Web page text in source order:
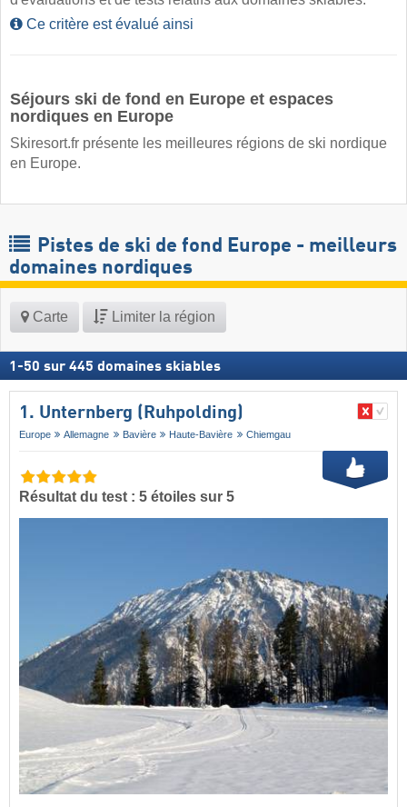
Ce critère est évalué ainsi
Séjours ski de fond en Europe et espaces
nordiques en Europe
Skiresort.fr présente les meilleures régions de ski nordique
en Europe.
Pistes de ski de fond Europe - meilleurs
domaines nordiques
Carte Limiter la région
1 -50 sur 445 domaines skiables
1. Unternberg (Ruhpolding)
Europe Allemagne Bavière Haute-Bavière Chiemgau
Résultat du test : 5 étoiles sur 5